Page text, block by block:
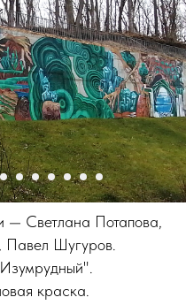
— Светлана Потапова,
Павел Шугуров.
краска.